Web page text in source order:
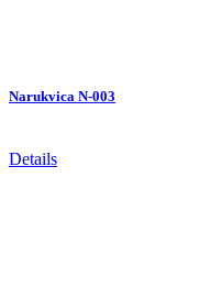
Narukvica N-003
Details